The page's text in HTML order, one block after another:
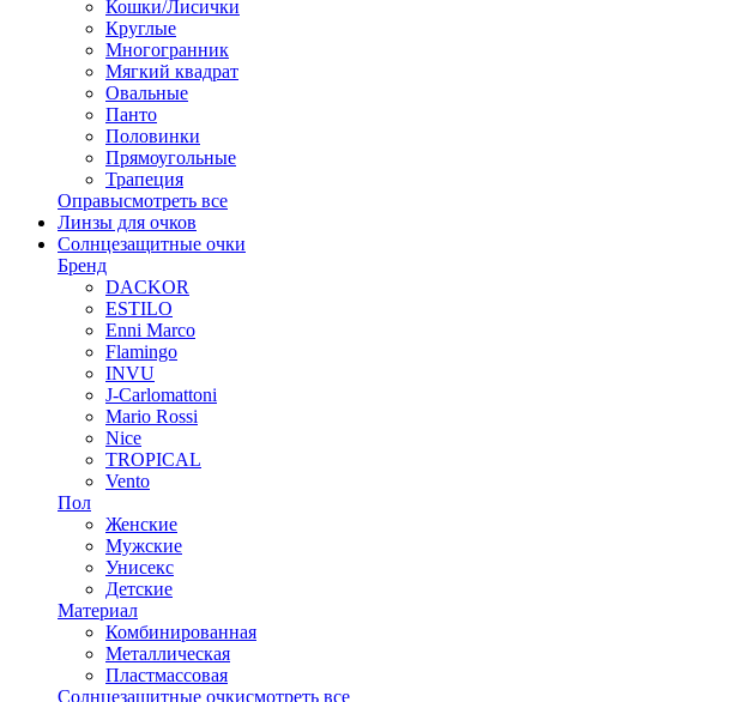
Кошки/Лисички
Круглые
Многогранник
Мягкий квадрат
Овальные
Панто
Половинки
Прямоугольные
Трапеция
Оправысмотреть все
Линзы для очков
Солнцезащитные очки
Бренд
DACKOR
ESTILO
Enni Marco
Flamingo
INVU
J-Carlomattoni
Mario Rossi
Nice
TROPICAL
Vento
Пол
Женские
Мужские
Унисекс
Детские
Материал
Комбинированная
Металлическая
Пластмассовая
Солнцезащитные очкисмотреть все